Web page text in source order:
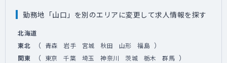
勤務地「山口」を別のエリアに変更して求人情報を探す
北海道
東北
（ 青森 岩手 宮城 秋田 山形 福島 ）
関東 （ 東京 千葉 埼玉 神奈川 茨城 栃木 群馬 ）